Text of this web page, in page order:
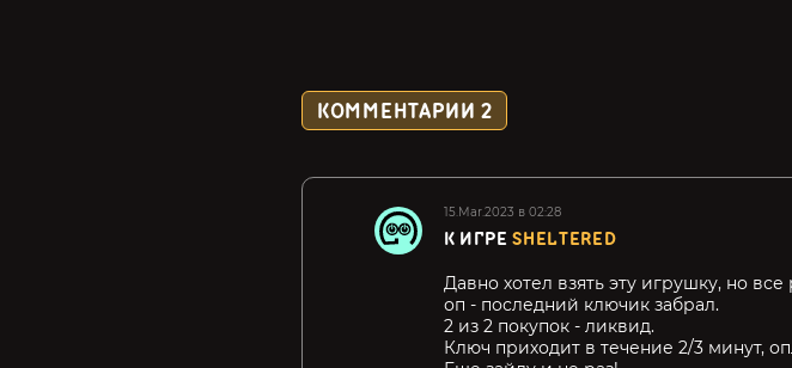
КОММЕНТАРИИ 2
15.Mar.2023 в 02:28
К ИГРЕSHELTERED
Давно хотел взять эту игрушку, но
оп - последний ключик забрал.
2 из 2 покупок - ликвид.
Ключ приходит в течение 2/3 минут,